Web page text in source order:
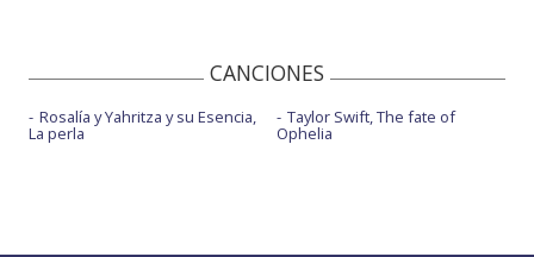
CANCIONES
Rosalía y Yahritza y su Esencia,
La perla
Taylor Swift, The fate of
Ophelia